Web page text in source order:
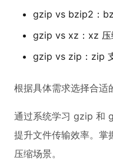
gzip vs bzip2：
gzip vs xz：xz 压
gzip vs zip：zip
根据具体需求选择合适
通过系统学习 gzip 和
提升文件传输效率。掌
压缩场景。